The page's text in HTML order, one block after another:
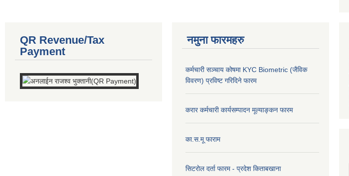
QR Revenue/Tax
Payment
नमुना फारमहरु
कर्मचारी सञ्चाय कोषमा KYC Biometric (जैविक
विवरण) प्रविष्ट गरिदिने फारम
करार कर्मचारी कार्यसम्पादन मूल्याङ्कन फारम
का.स.मू फाराम
सिटरोल दर्ता फारम - प्रदेश किताबखाना